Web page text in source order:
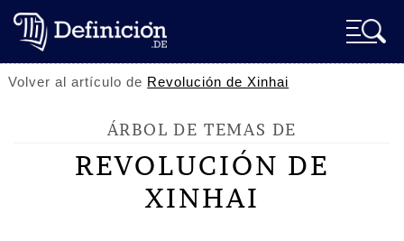
Volver al artículo de Revolución de Xinhai
ÁRBOL DE TEMAS DE
REVOLUCIÓN DE
XINHAI